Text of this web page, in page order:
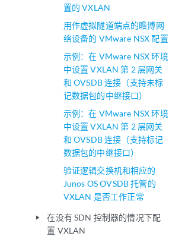
置的 VXLAN
用作虚拟隧道端点的瞻博网
络设备的 VMware NSX 配置
示例：在 VMware NSX 环境
中设置 VXLAN 第 2 层网关
和 OVSDB 连接（支持未标
记数据包的中继接口）
示例：在 VMware NSX 环境
中设置 VXLAN 第 2 层网关
和 OVSDB 连接（支持标记
数据包的中继接口）
验证逻辑交换机和相应的
Junos OS OVSDB 托管的
VXLAN 是否工作正常
play_arrow
在没有 SDN 控制器的情况下配
置 VXLAN